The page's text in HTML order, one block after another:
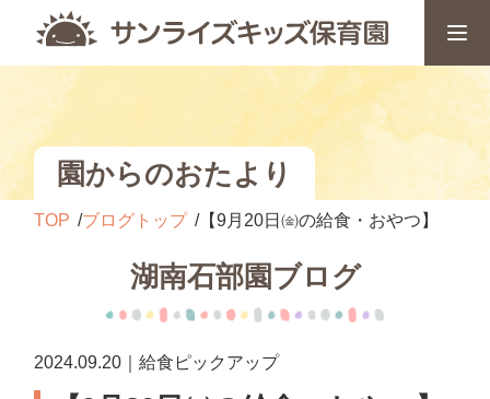
園からのおたより
TOP ブログトップ 【9月20日㈮の給食・おやつ】
湖南石部園ブログ
2024.09.20｜給食ピックアップ